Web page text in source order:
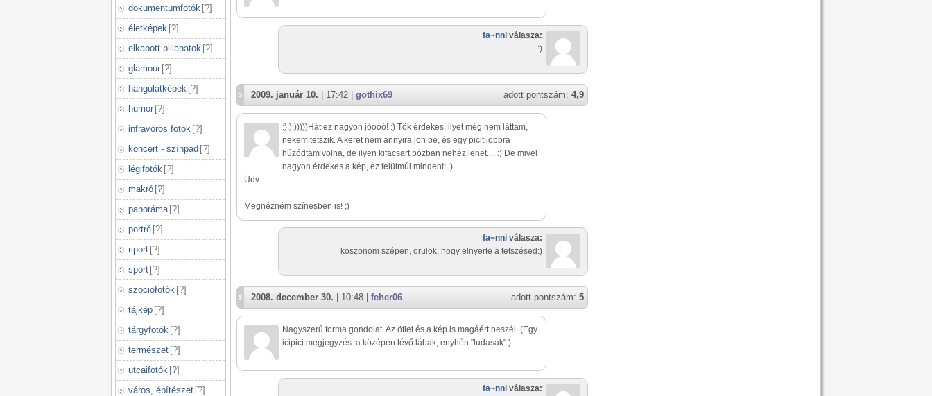
dokumentumfotók [?]
életképek [?]
elkapott pillanatok [?]
glamour [?]
hangulatképek [?]
humor [?]
infravörös fotók [?]
koncert - színpad [?]
légifotók [?]
makró [?]
panoráma [?]
portré [?]
riport [?]
sport [?]
szociofotók [?]
tájkép [?]
tárgyfotók [?]
természet [?]
utcaifotók [?]
város, építészet [?]
fa~nni válasza:
:)
adott pontszám: 4,9
2009. január 10. | 17:42 | gothix69
:):):)))))Hát ez nagyon jóóóó! :) Tök érdekes, ilyet még nem láttam,
nekem tetszik. A keret nem annyira jön be, és egy picit jobbra
húzódtam volna, de ilyen kifacsart pózban nehéz lehet.... :) De mivel
nagyon érdekes a kép, ez felülmúl mindent! :)
Üdv
Megnézném színesben is! ;)
fa~nni válasza:
köszönöm szépen, örülök, hogy elnyerte a tetszésed:)
adott pontszám: 5
2008. december 30. | 10:48 | feher06
Nagyszerű forma gondolat. Az ötlet és a kép is magáért beszél. (Egy
icipici megjegyzés: a középen lévő lábak, enyhén "ludasak".)
fa~nni válasza: